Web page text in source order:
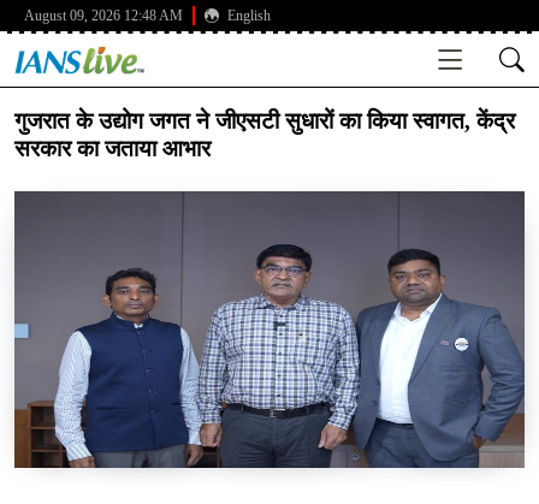
August 09, 2026 12:48 AM English
गुजरात के उद्योग जगत ने जीएसटी सुधारों का किया स्वागत, केंद्र
सरकार का जताया आभार